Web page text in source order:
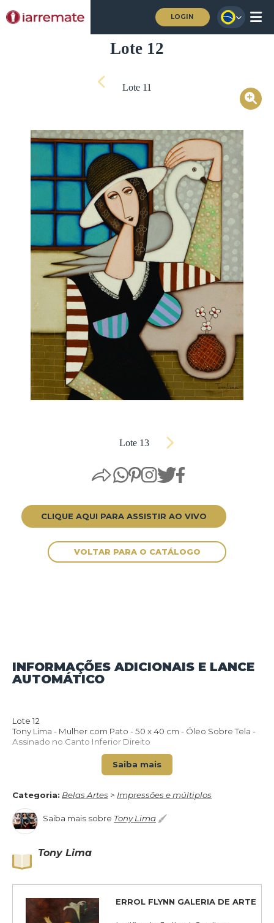
LOGIN
Lote 12
Lote 11
Lote 13
INFORMAÇÕES ADICIONAIS E LANCE
AUTOMÁTICO
Lote 12
Tony Lima - Mulher com Pato - 50 x 40 cm - Óleo Sobre Tela -
Assinado no Canto Inferior Direito
Saiba mais
Categoria: Belas Artes > Impressões e múltiplos
Saiba mais sobre Tony Lima
Tony Lima
ERROL FLYNN GALERIA DE ARTE
CLIQUE AQUI PARA ASSISTIR AO VIVO